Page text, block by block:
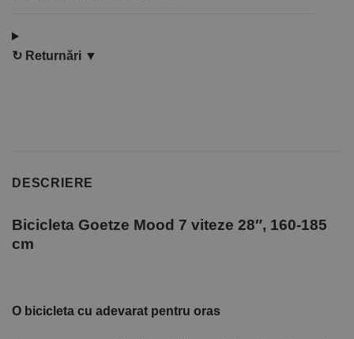
↻ Returnări ▼
DESCRIERE
Bicicleta Goetze Mood 7 viteze 28″, 160-185
cm
O bicicleta cu adevarat pentru oras